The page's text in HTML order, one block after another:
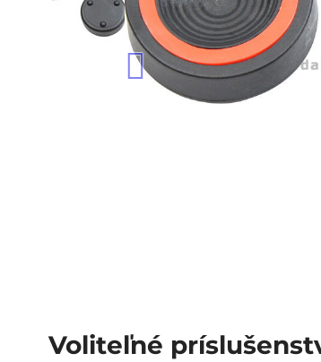
Voliteľné